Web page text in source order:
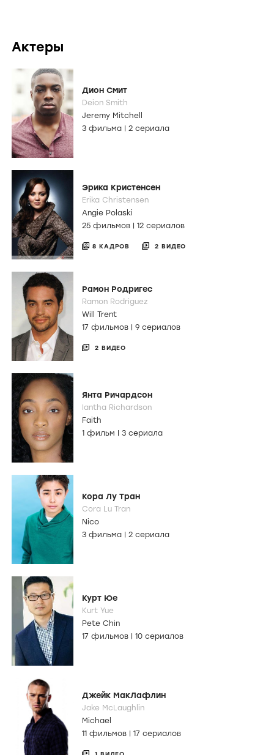
Актеры
Дион Смит
Deion Smith
Jeremy Mitchell
3 фильма
2 сериала
Эрика Кристенсен
Erika Christensen
Angie Polaski
25 фильмов | 12 сериалов
8 КАДРОВ 2 ВИДЕО
Рамон Родригес
Ramon Rodriguez
Will Trent
17 фильмов | 9 сериалов
2 ВИДЕО
Янта Ричардсон
Iantha Richardson
Faith
1 фильм
3 сериала
Кора Лу Тран
Cora Lu Tran
Nico
3 фильма
2 сериала
Курт Юе
Kurt Yue
Pete Chin
17 фильмов
10 сериалов
Джейк МакЛафлин
Jake McLaughlin
Michael
11 фильмов | 17 сериалов